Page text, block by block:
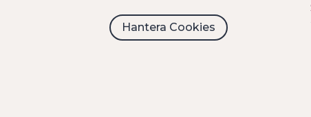
Hantera Cookies